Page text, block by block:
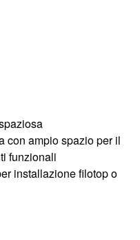
con ampio spazio per il
funzionali
installazione filotop o